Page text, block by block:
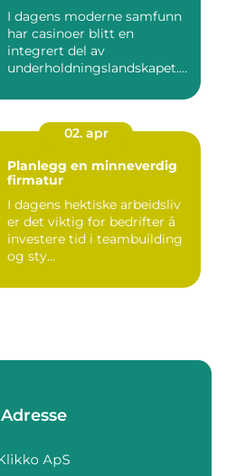
I dagens moderne samfunn
har casinoer blitt en
integrert del av
underholdningslandskapet.
02. apr
Planlegg en minneverdig
firmatur
I dagens hektiske arbeidsliv
er det viktig for bedrifter å
investere tid i teambuilding
og sty...
Adresse